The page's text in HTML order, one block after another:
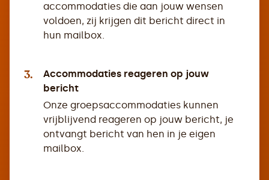
accommodaties die aan jouw wensen
voldoen, zij krijgen dit bericht direct in
hun mailbox.
3.
Accommodaties reageren op jouw
bericht
Onze groepsaccommodaties kunnen
vrijblijvend reageren op jouw bericht, je
ontvangt bericht van hen in je eigen
mailbox.